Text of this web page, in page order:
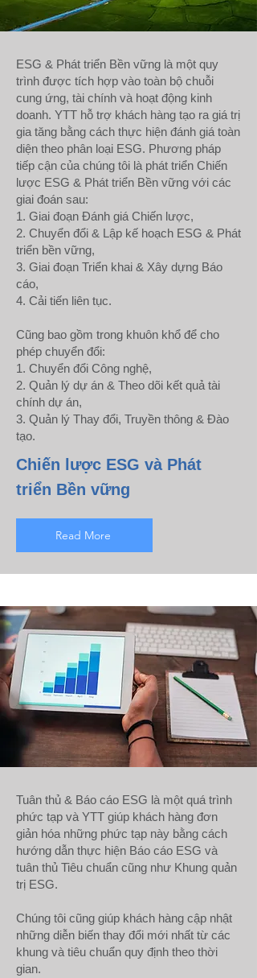
ESG & Phát triển Bền vững là một quy
trình được tích hợp vào toàn bộ chuỗi
cung ứng, tài chính và hoạt động kinh
doanh. YTT hỗ trợ khách hàng tạo ra giá trị
gia tăng bằng cách thực hiện đánh giá toàn
diện theo phân loại ESG. Phương pháp
tiếp cận của chúng tôi là phát triển Chiến
lược ESG & Phát triển Bền vững với các
giai đoán sau:
​1. Giai đoạn Đánh giá Chiến lược,
2. Chuyển đổi & Lập kế hoạch ESG & Phát
triển bền vững,
3. Giai đoạn Triển khai & Xây dựng Báo
cáo,
4. Cải tiến liên tục.
Cũng bao gồm trong khuôn khổ để cho
phép chuyển đổi:
1. Chuyển đổi Công nghệ,
2. Quản lý dự án & Theo dõi kết quả tài
chính dự án,
3. Quản lý Thay đổi, Truyền thông & Đào
tạo.
Chiến lược ESG và Phát
triển Bền vững
Read More
Tuân thủ & Báo cáo ESG là một quá trình
phức tạp và YTT giúp khách hàng đơn
giản hóa những phức tạp này bằng cách
hướng dẫn thực hiện Báo cáo ESG và
tuân thủ Tiêu chuẩn cũng như Khung quản
trị ESG.
Chúng tôi cũng giúp khách hàng cập nhật
những diễn biến thay đổi mới nhất từ ​​các
khung và tiêu chuẩn quy định theo thời
gian.